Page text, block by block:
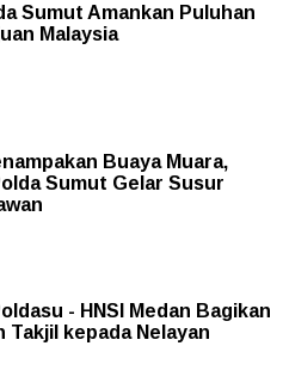
Sumut Amankan Puluhan
Malaysia
Buaya Muara,
Sumut Gelar Susur
- HNSI Medan Bagikan
Takjil kepada Nelayan